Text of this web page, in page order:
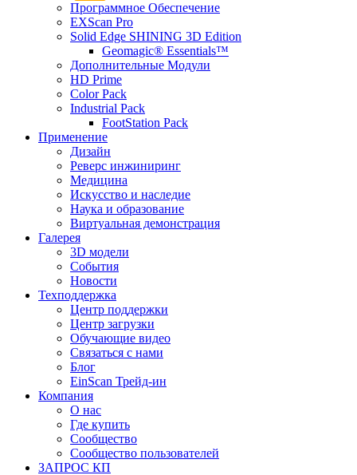
Программное Обеспечение
EXScan Pro
Solid Edge SHINING 3D Edition
Geomagic® Essentials™
Дополнительные Модули
HD Prime
Color Pack
Industrial Pack
FootStation Pack
Применение
Дизайн
Реверс инжиниринг
Медицина
Искусство и наследие
Наука и образование
Виртуальная демонстрация
Галерея
3D модели
События
Новости
Техподдержка
Центр поддержки
Центр загрузки
Обучающие видео
Связаться с нами
Блог
EinScan Трейд-ин
Компания
О нас
Где купить
Сообщество
Сообщество пользователей
ЗАПРОС КП